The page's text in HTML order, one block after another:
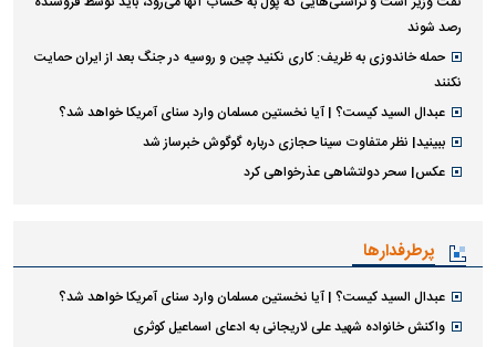
رصد شوند
حمله خاندوزی به ظریف: کاری نکنید چین و روسیه در جنگ بعد از ایران حمایت
نکنند
عبدال السید کیست؟ | آیا نخستین مسلمان وارد سنای آمریکا خواهد شد؟
ببینید| نظر متفاوت سینا حجازی درباره گوگوش خبرساز شد
عکس| سحر دولتشاهی عذرخواهی کرد
پرطرفدارها
عبدال السید کیست؟ | آیا نخستین مسلمان وارد سنای آمریکا خواهد شد؟
واکنش خانواده شهید علی لاریجانی به ادعای اسماعیل کوثری